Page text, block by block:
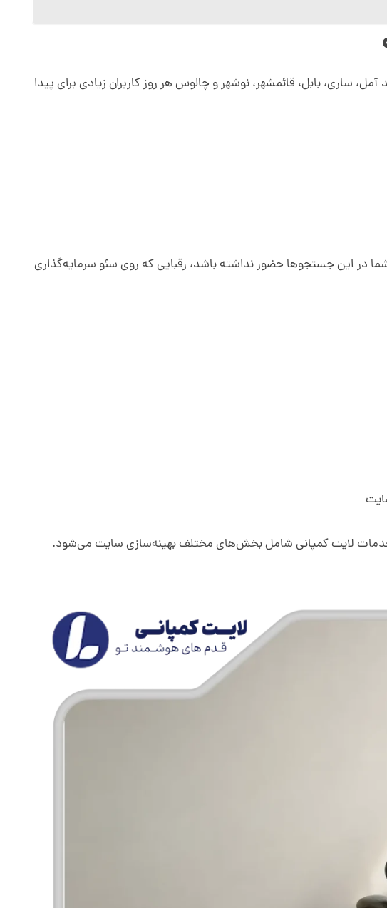
ساری، بابل، قائمشهر، نوشهر و چالوس هر روز کاربران زیادی برای پیدا
در این جستجوها حضور نداشته باشد، رقبایی که روی سئو سرمایه‌گذاری
خدمات لایت کمپانی شامل بخش‌های مختلف بهینه‌سازی سایت می‌شود.